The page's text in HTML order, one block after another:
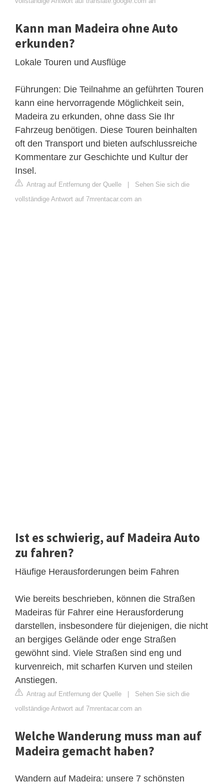
Kann man Madeira ohne Auto
erkunden?
Lokale Touren und Ausflüge
Führungen: Die Teilnahme an geführten Touren
kann eine hervorragende Möglichkeit sein,
Madeira zu erkunden, ohne dass Sie Ihr
Fahrzeug benötigen. Diese Touren beinhalten
oft den Transport und bieten aufschlussreiche
Kommentare zur Geschichte und Kultur der
Insel.
Antrag auf Entfernung der Quelle | Sehen Sie sich die
vollständige Antwort auf 7mrentacar.com an
Ist es schwierig, auf Madeira Auto
zu fahren?
Häufige Herausforderungen beim Fahren
Wie bereits beschrieben, können die Straßen
Madeiras für Fahrer eine Herausforderung
darstellen, insbesondere für diejenigen, die nicht
an bergiges Gelände oder enge Straßen
gewöhnt sind. Viele Straßen sind eng und
kurvenreich, mit scharfen Kurven und steilen
Anstiegen.
Antrag auf Entfernung der Quelle | Sehen Sie sich die
vollständige Antwort auf 7mrentacar.com an
Welche Wanderung muss man auf
Madeira gemacht haben?
Wandern auf Madeira: unsere 7 schönsten